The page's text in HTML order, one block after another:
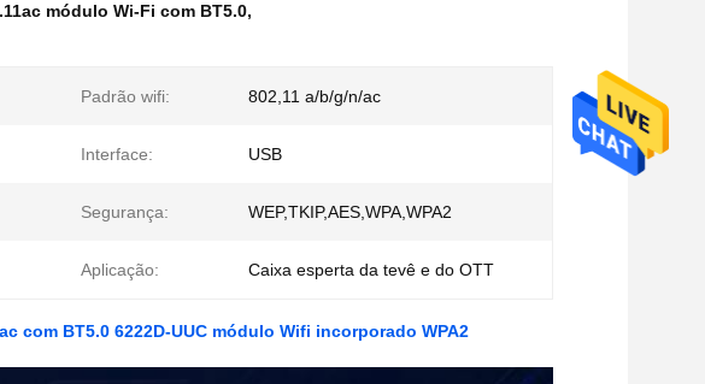
módulo Wi-Fi com BT5.0,
Padrão wifi: 802,11 a/b/g/n/ac
Interface: USB
Segurança: WEP,TKIP,AES,WPA,WPA2
Aplicação: Caixa esperta da tevê e do OTT
com BT5.0 6222D-UUC módulo Wifi incorporado WPA2